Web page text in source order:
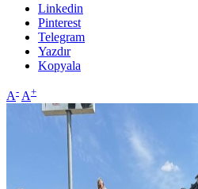
Linkedin
Pinterest
Telegram
Yazdır
Kopyala
A- A+